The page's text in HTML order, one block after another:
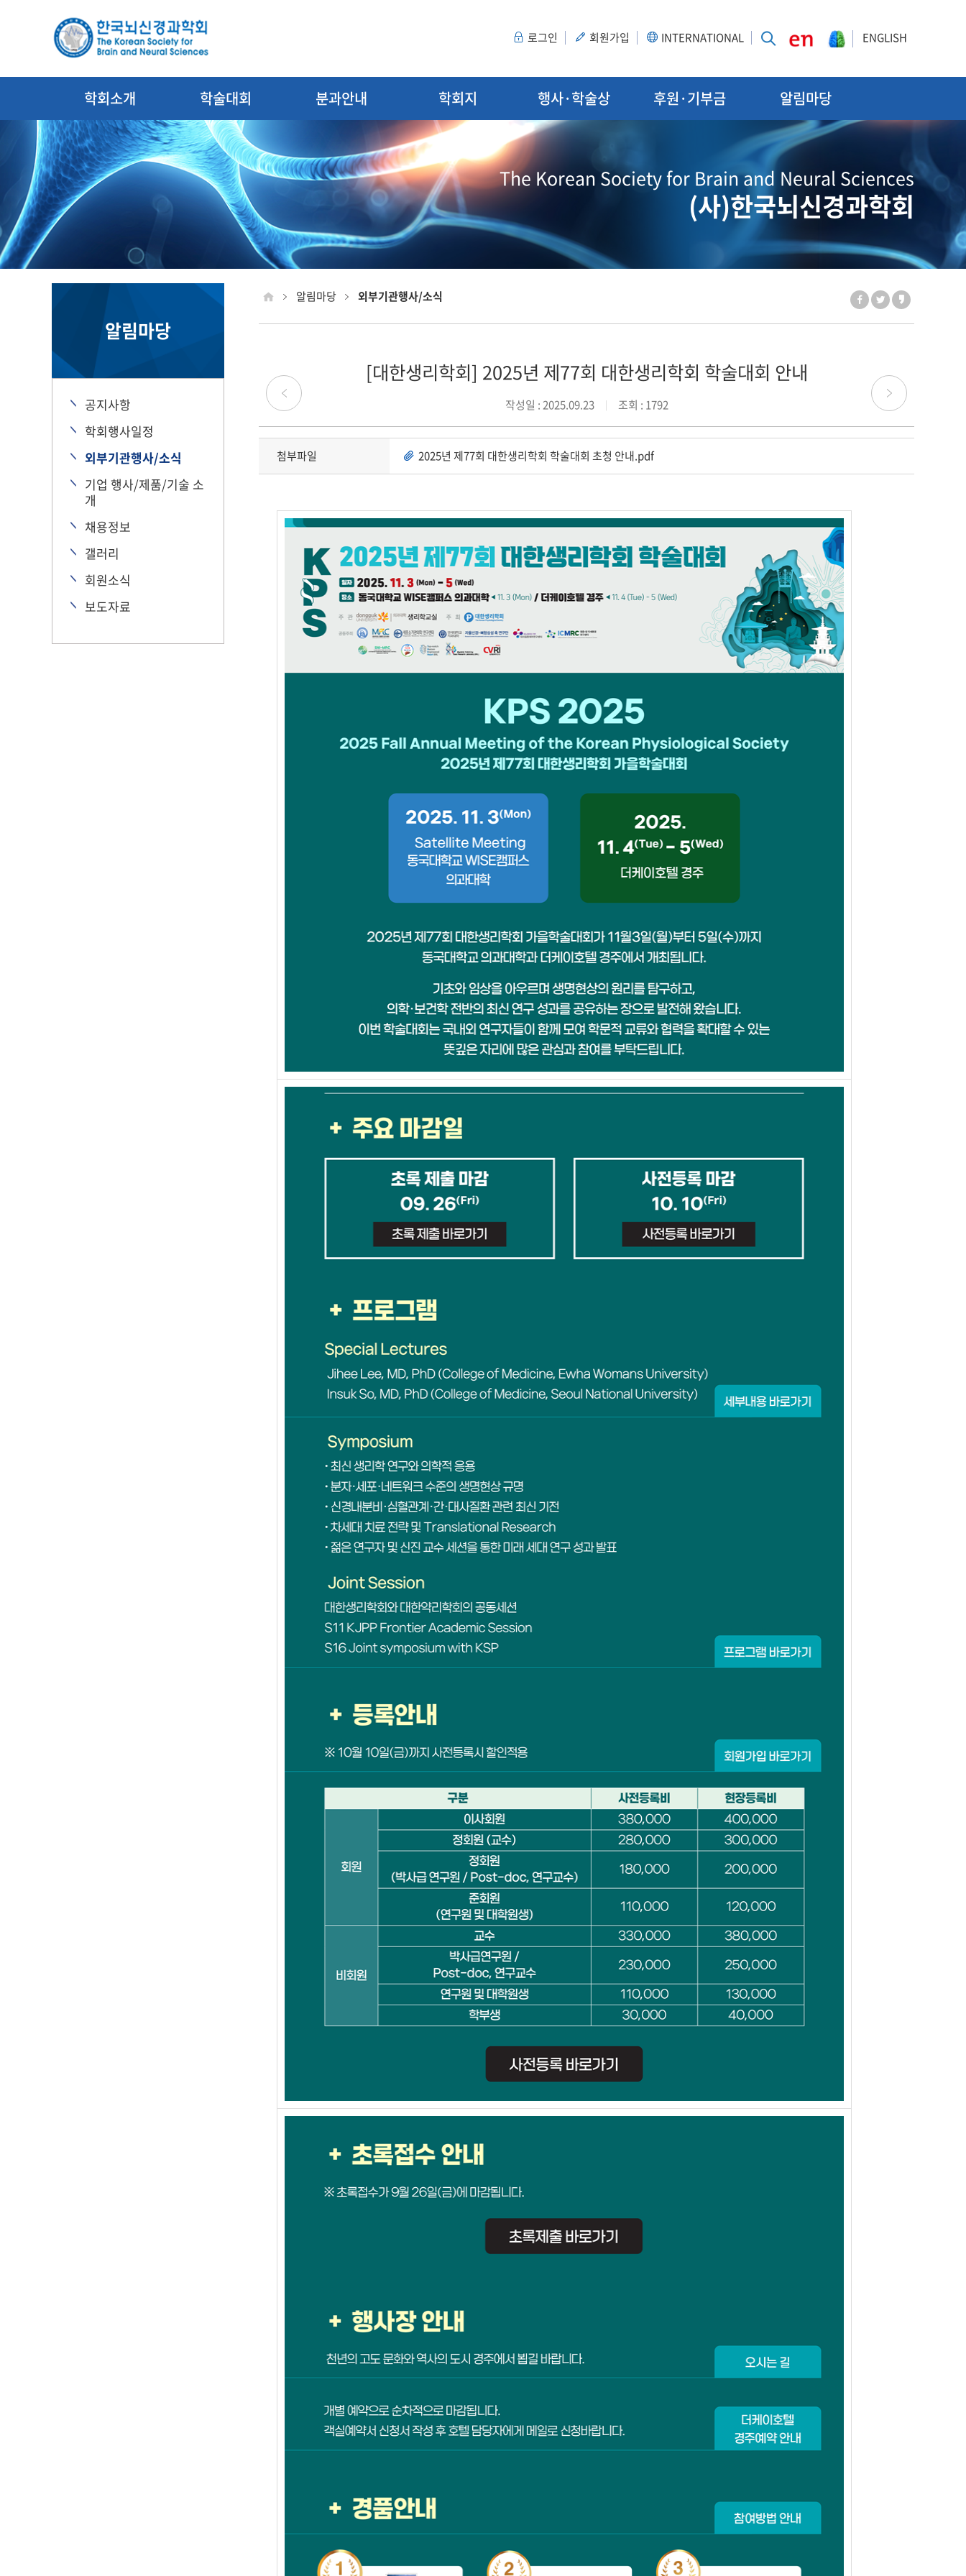
로그인 회원가입 INTERNATIONAL ENGLISH
학회소개 학술대회 분과안내 학회지 행사·학술상 후원·기부금 알림마당
The Korean Society for Brain and Neural Sciences
(사)한국뇌신경과학회
알림마당
공지사항
학회행사일정
외부기관행사/소식
기업 행사/제품/기술 소
개
채용정보
갤러리
회원소식
보도자료
알림마당 외부기관행사/소식
[대한생리학회] 2025년 제77회 대한생리학회 학술대회 안내
작성일 : 2025.09.23 조회 : 1792
첨부파일 2025년 제77회 대한생리학회 학술대회 초청 안내.pdf